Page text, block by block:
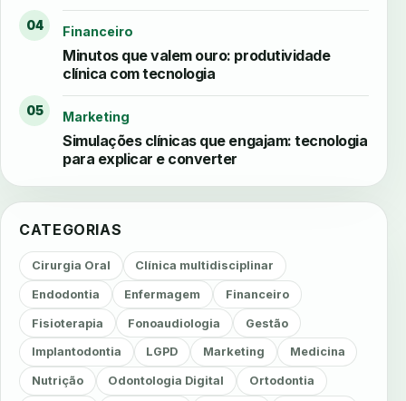
04 Financeiro
Minutos que valem ouro: produtividade
clínica com tecnologia
05 Marketing
Simulações clínicas que engajam: tecnologia
para explicar e converter
CATEGORIAS
Cirurgia Oral Clínica multidisciplinar
Endodontia Enfermagem Financeiro
Fisioterapia Fonoaudiologia Gestão
Implantodontia LGPD Marketing Medicina
Nutrição Odontologia Digital Ortodontia